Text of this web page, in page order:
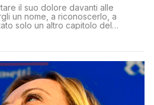
il suo dolore davanti alle
un nome, a riconoscerlo, a
solo un altro capitolo del